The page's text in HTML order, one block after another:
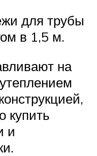
для трубы
в 1,5 м.
на
купить
и